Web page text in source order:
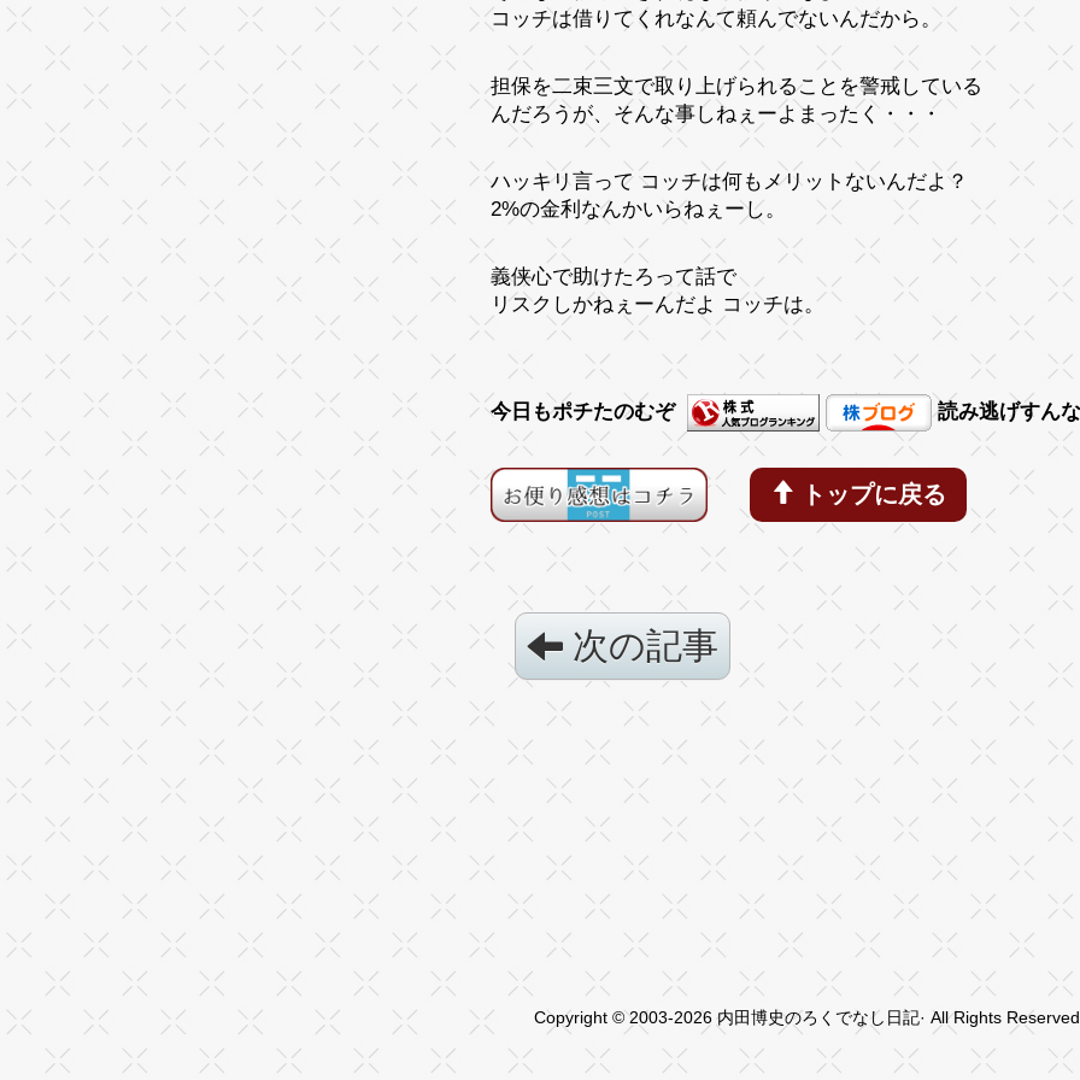
コッチは借りてくれなんて頼んでないんだから。
担保を二束三文で取り上げられることを警戒している
んだろうが、そんな事しねぇーよまったく・・・
ハッキリ言って コッチは何もメリットないんだよ？
2%の金利なんかいらねぇーし。
義侠心で助けたろって話で
リスクしかねぇーんだよ コッチは。
今日もポチたのむぞ 読み逃げすん
トップに戻る
次の記事
Copyright © 2003-2026 内田博史のろくでなし日記· All Rights